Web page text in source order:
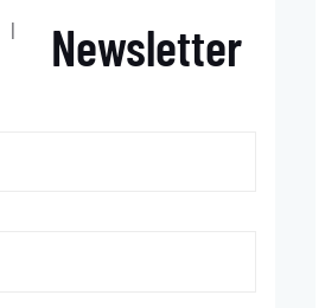
| Newsletter